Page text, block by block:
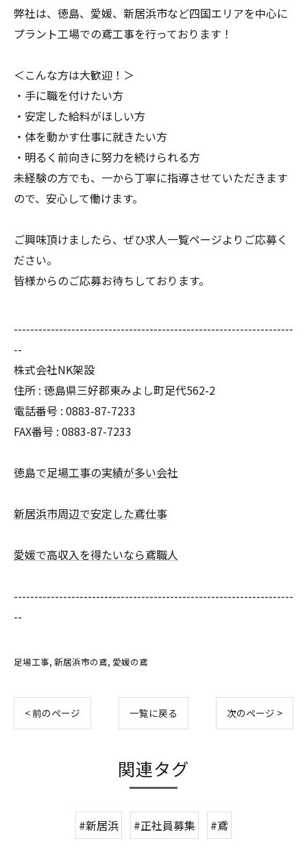
弊社は、徳島、愛媛、新居浜市など四国エリアを中心に
プラント工場での鳶工事を行っております！
＜こんな方は大歓迎！＞
・手に職を付けたい方
・安定した給料がほしい方
・体を動かす仕事に就きたい方
・明るく前向きに努力を続けられる方
未経験の方でも、一から丁寧に指導させていただきます
ので、安心して働けます。
ご興味頂けましたら、ぜひ求人一覧ページよりご応募く
ださい。
皆様からのご応募お待ちしております。
--------------------------------------------------------------------
--
株式会社NK架設
住所 : 徳島県三好郡東みよし町足代562-2
電話番号 : 0883-87-7233
FAX番号 : 0883-87-7233
徳島で足場工事の実績が多い会社
新居浜市周辺で安定した鳶仕事
愛媛で高収入を得たいなら鳶職人
--------------------------------------------------------------------
--
足場工事 新居浜市の鳶 愛媛の鳶
< 前のページ 一覧に戻る 次のページ >
関連タグ
#新居浜 #正社員募集 #鳶